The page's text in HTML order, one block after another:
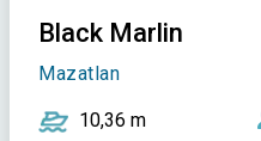
Black Marlin
Mazatlan
10,36 m